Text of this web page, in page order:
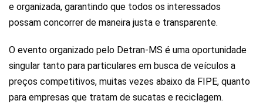
e organizada, garantindo que todos os interessados
possam concorrer de maneira justa e transparente.
O evento organizado pelo Detran-MS é uma oportunidade
singular tanto para particulares em busca de veículos a
preços competitivos, muitas vezes abaixo da FIPE, quanto
para empresas que tratam de sucatas e reciclagem.